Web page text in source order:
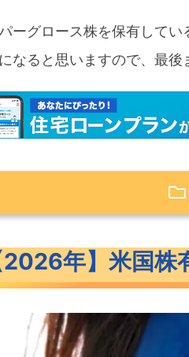
ーグロース株を保有してい
なると思いますので、最後
2026年米国株テンバガ
【2026年】米国株有望テ
CRWD（クラウドスト
2026年】米国